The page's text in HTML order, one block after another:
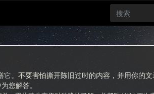
。不要害怕撕开陈旧过时的内容，并用你的
您解答。